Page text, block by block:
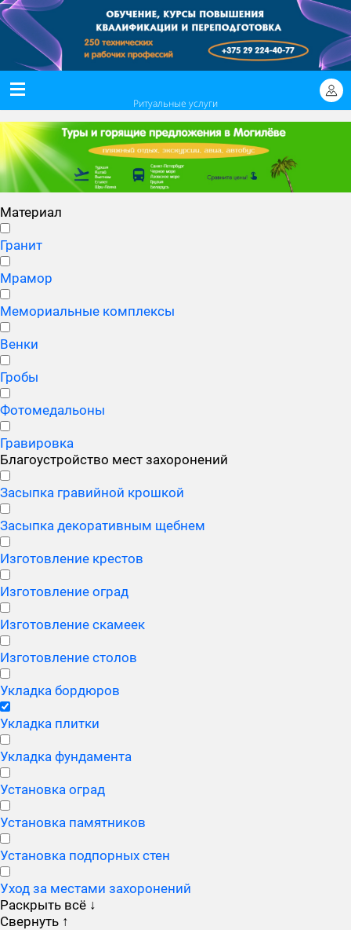
Ритуальные услуги
Материал
Гранит
Мрамор
Мемориальные комплексы
Венки
Гробы
Фотомедальоны
Гравировка
Благоустройство мест захоронений
Засыпка гравийной крошкой
Засыпка декоративным щебнем
Изготовление крестов
Изготовление оград
Изготовление скамеек
Изготовление столов
Укладка бордюров
Укладка плитки
Укладка фундамента
Установка оград
Установка памятников
Установка подпорных стен
Уход за местами захоронений
Раскрыть всё ↓
Свернуть ↑